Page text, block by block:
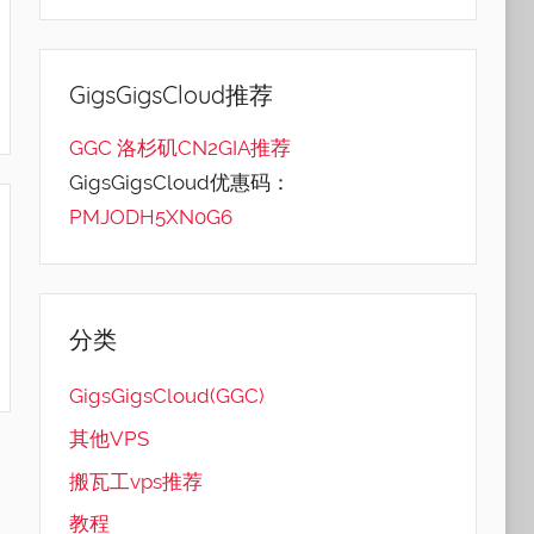
GigsGigsCloud推荐
GGC 洛杉矶CN2GIA推荐
GigsGigsCloud优惠码：
PMJODH5XN0G6
分类
GigsGigsCloud(GGC)
其他VPS
搬瓦工vps推荐
教程